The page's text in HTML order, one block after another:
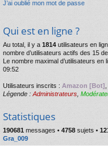
J’ai oublié mon mot de passe
Qui est en ligne ?
Au total, il y a 1814 utilisateurs en
nombre d’utilisateurs actifs des 15
Le nombre maximal d’utilisateurs en
09:52
Utilisateurs inscrits : Amazon [Bot]
Légende : Administrateurs
Statistiques
190681 messages • 4758 sujets •
Gra_009